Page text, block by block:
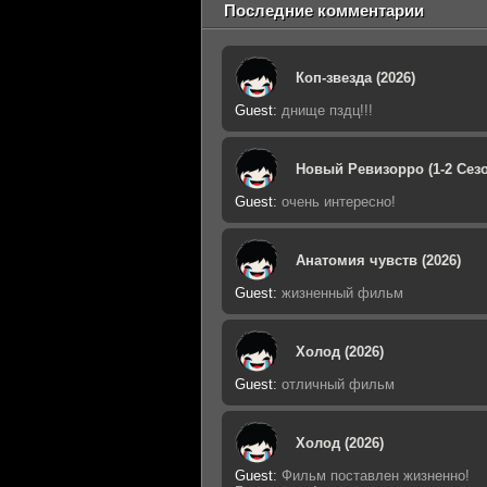
Последние комментарии
Коп-звезда (2026)
Guest: днище пздц!!!
Новый Ревизорро (1-2
Guest: очень интересно!
Анатомия чувств (2026)
Guest: жизненный фильм
Холод (2026)
Guest: отличный фильм
Холод (2026)
Guest: Фильм поставлен жизненно!